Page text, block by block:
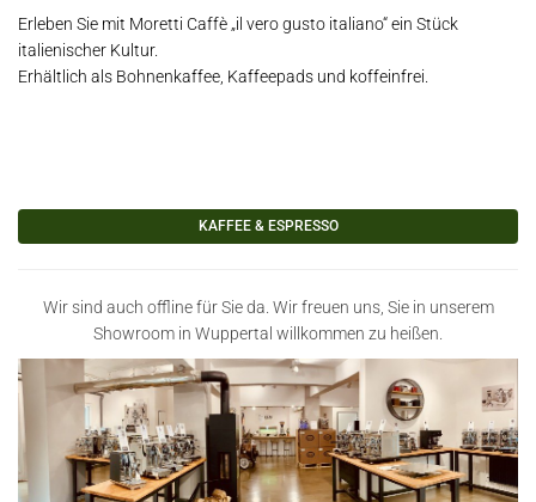
Erleben Sie mit Moretti Caffè „il vero gusto italiano“ein Stück
italienischer Kultur.
Erhältlich als Bohnenkaffee, Kaffeepads und koffeinfrei.
KAFFEE & ESPRESSO
Wir sind auch offline für Sie da. Wir freuen uns, Sie in unserem
Showroom in Wuppertal willkommen zu heißen.